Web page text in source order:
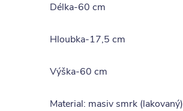
Délka-60 cm
Hloubka-17,5 cm
Výška-60 cm
Material: masiv smrk (lakovaný)